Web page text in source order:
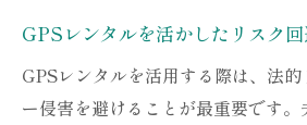
サポート
GPSレンタルで集めた証
内容
GPSレンタルを活かしたリスク
GPSレンタルを活用する際は、法
ー侵害を避けることが最重要です